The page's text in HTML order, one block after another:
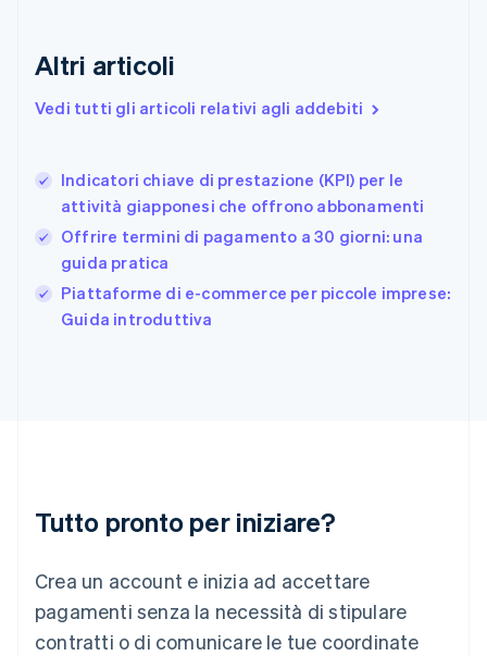
Altri articoli
Vedi tutti gli articoli relativi agli addebiti
Indicatori chiave di prestazione (KPI) per le
attività giapponesi che offrono abbonamenti
Offrire termini di pagamento a 30 giorni: una
guida pratica
Piattaforme di e-commerce per piccole imprese:
Guida introduttiva
Tutto pronto per iniziare?
Crea un account e inizia ad accettare
pagamenti senza la necessità di stipulare
contratti o di comunicare le tue coordinate
EnglishSvenska
FrançaisEnglish
Giappone
日本語English
English
Grecia
English
India
Lituania
Lussemburgo
Deutsch English
Malaysia
English 简体中文